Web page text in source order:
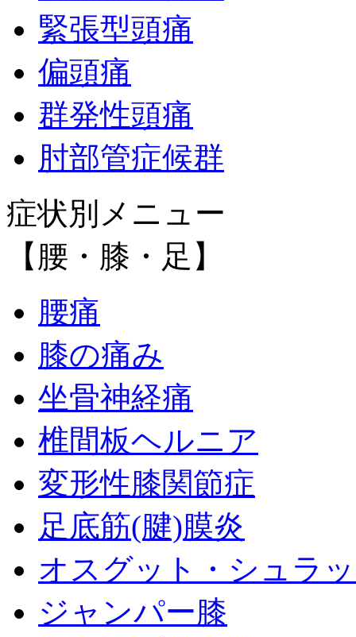
緊張型頭痛
偏頭痛
群発性頭痛
肘部管症候群
症状別メニュー
【腰・膝・足】
腰痛
膝の痛み
坐骨神経痛
椎間板ヘルニア
変形性膝関節症
足底筋(腱)膜炎
オスグット・シュラ
ジャンパー膝